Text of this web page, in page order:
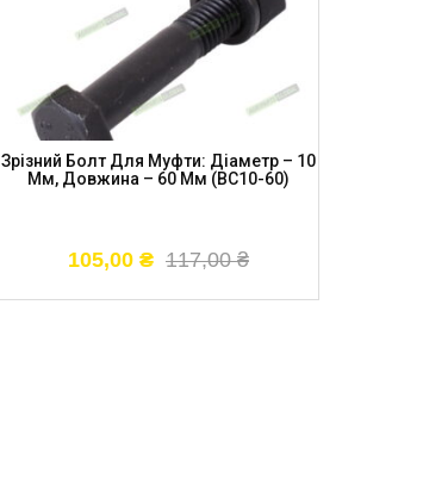
Зрізний Болт Для Муфти: Діаметр – 10
Мм, Довжина – 60 Мм (BC10-60)
117,00₴
105,00 ₴